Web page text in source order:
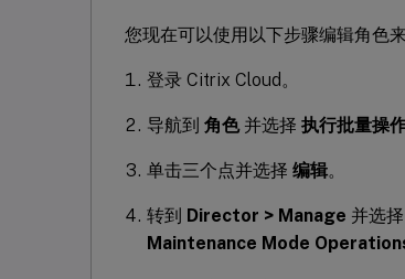
您现在可以使用以下步骤编辑角色
登录 Citrix Cloud。
导航到 角色并选择 执行批量操
单击三个点并选择 编辑。
转到 Director > Manage 并选择
Maintenance Mode